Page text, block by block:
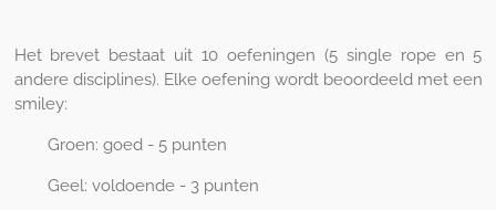
Het brevet bestaat uit 10 oefeningen (5 single rope en 5
andere disciplines). Elke oefening wordt beoordeeld met een
smiley:
Groen: goed - 5 punten
Geel: voldoende - 3 punten